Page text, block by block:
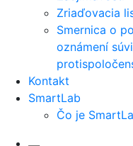
Zriaďovacia
Smernica o
oznámení
Kontakt
SmartLab
Čo je